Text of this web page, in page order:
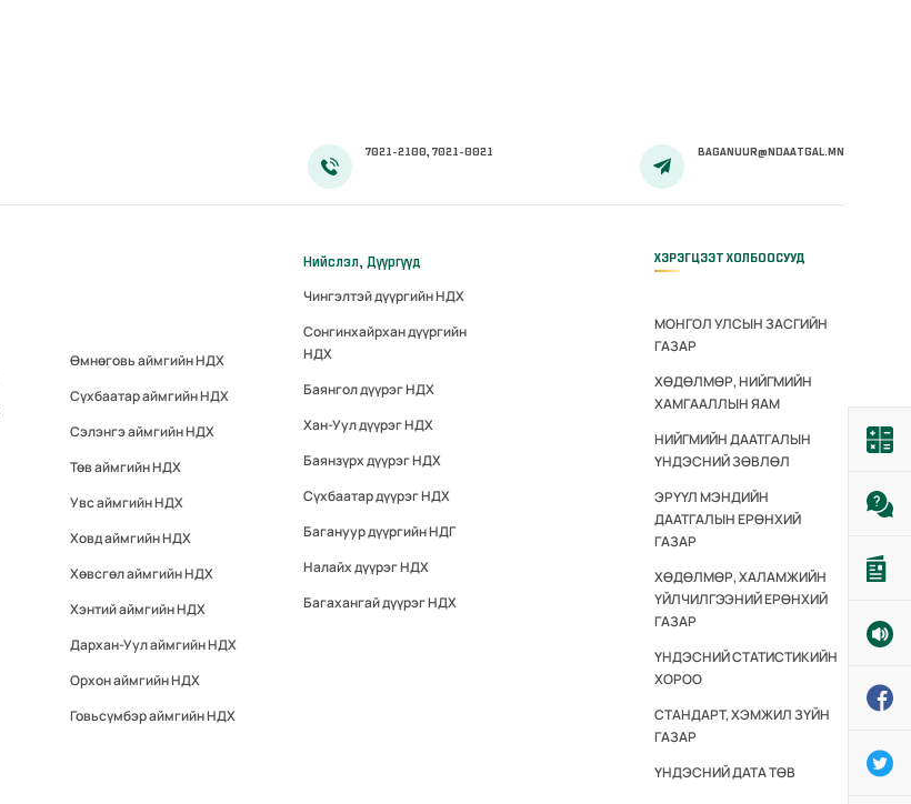
7021-2100, 7021-0021 BAGANUUR@NDAATGAL.MN
Өмнөговь аймгийн НДХ
Сүхбаатар аймгийн НДХ
Сэлэнгэ аймгийн НДХ
Төв аймгийн НДХ
Увс аймгийн НДХ
Ховд аймгийн НДХ
Хөвсгөл аймгийн НДХ
Хэнтий аймгийн НДХ
Дархан-Уул аймгийн НДХ
Орхон аймгийн НДХ
Говьсүмбэр аймгийн НДХ
Нийслэл, Дүүргүүд
Чингэлтэй дүүргийн НДХ
Сонгинхайрхан дүүргийн
НДХ
Баянгол дүүрэг НДХ
Хан-Уул дүүрэг НДХ
Баянзүрх дүүрэг НДХ
Сүхбаатар дүүрэг НДХ
Багануур дүүргийн НДГ
Налайх дүүрэг НДХ
Багахангай дүүрэг НДХ
ХЭРЭГЦЭЭТ ХОЛБООСУУД
МОНГОЛ УЛСЫН ЗАСГИЙН
ГАЗАР
ХӨДӨЛМӨР, НИЙГМИЙН
ХАМГААЛЛЫН ЯАМ
НИЙГМИЙН ДААТГАЛЫН
ҮНДЭСНИЙ ЗӨВЛӨЛ
ЭРҮҮЛ МЭНДИЙН
ДААТГАЛЫН ЕРӨНХИЙ
ГАЗАР
ХӨДӨЛМӨР, ХАЛАМЖИЙН
ҮЙЛЧИЛГЭЭНИЙ ЕРӨНХИЙ
ГАЗАР
ҮНДЭСНИЙ СТАТИСТИКИЙН
ХОРОО
СТАНДАРТ, ХЭМЖИЛ ЗҮЙН
ГАЗАР
ҮНДЭСНИЙ ДАТА ТӨВ